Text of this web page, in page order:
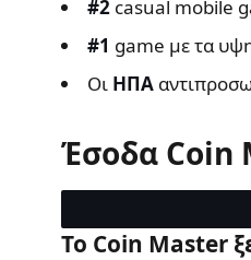
#2 casual mobile
#1 game με τα
Οι ΗΠΑ
Έσοδα Coin
Το Coin Master